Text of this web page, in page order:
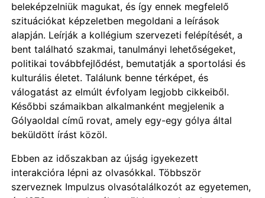
beleképzelniük magukat, és így ennek megfelelő
szituációkat képzeletben megoldani a leírások
alapján. Leírják a kollégium szervezeti felépítését, a
bent található szakmai, tanulmányi lehetőségeket,
politikai továbbfejlődést, bemutatják a sportolási és
kulturális életet. Találunk benne térképet, és
válogatást az elmúlt évfolyam legjobb cikkeiből.
Későbbi számaikban alkalmanként megjelenik a
Gólyaoldal című rovat, amely egy-egy gólya által
beküldött írást közöl.
Ebben az időszakban az újság igyekezett
interakcióra lépni az olvasókkal. Többször
szerveznek Impulzus olvasótalálkozót az egyetemen,